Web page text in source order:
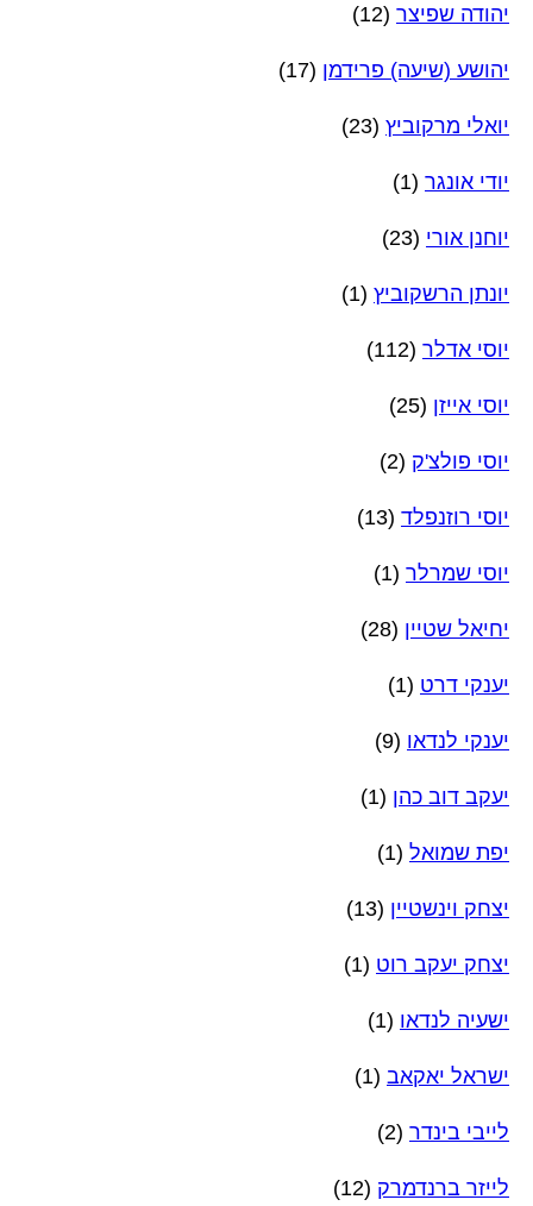
יהודה שפיצר (12)
יהושע (שיעה) פרידמן (17)
יואלי מרקוביץ (23)
יודי אונגר (1)
יוחנן אורי (23)
יונתן הרשקוביץ (1)
יוסי אדלר (112)
יוסי אייזן (25)
יוסי פולצ'ק (2)
יוסי רוזנפלד (13)
יוסי שמרלר (1)
יחיאל שטיין (28)
יענקי דרט (1)
יענקי לנדאו (9)
יעקב דוב כהן (1)
יפת שמואל (1)
יצחק וינשטיין (13)
יצחק יעקב רוט (1)
ישעיה לנדאו (1)
ישראל יאקאב (1)
לייבי בינדר (2)
לייזר ברנדמרק (12)